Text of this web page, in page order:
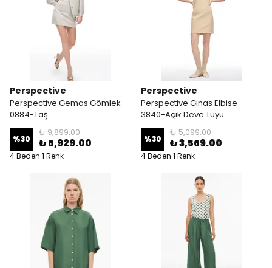
Perspective
Perspective Gemas Gömlek
0884-Taş
%30
₺ 9,899.00
₺ 6,929.00
4 Beden 1 Renk
Perspective
Perspective Ginas Elbise
3840-Açık Deve Tüyü
%30
₺ 5,099.00
₺ 3,569.00
4 Beden 1 Renk